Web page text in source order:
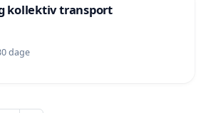
kollektiv transport
dage